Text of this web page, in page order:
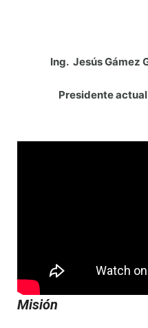
Ing. Jesús
Presidente actual
Misión